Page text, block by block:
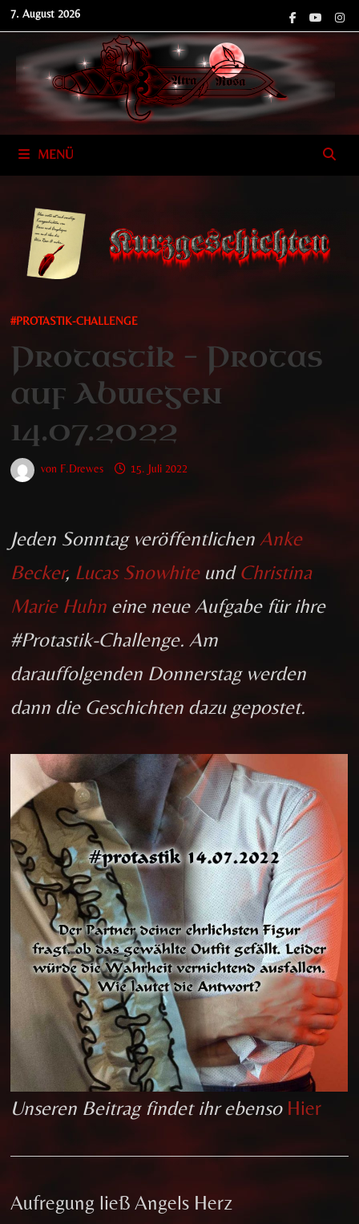
Zum
springen
7. August 2026
MENÜ
#PROTASTIK-CHALLENGE
Protastik – Protas
auf Abwegen
14.07.2022
von F.Drewes 15. Juli 2022
Jeden Sonntag veröffentlichenAnke
Becker, Lucas Snowhiteund Christina
Marie Huhn eine neue Aufgabe für ihre
#Protastik-Challenge. Am
darauffolgenden Donnerstag werden
dann die Geschichten dazu gepostet.
Unseren Beitrag findet ihr ebenso Hier
Aufregung ließ Angels Herz